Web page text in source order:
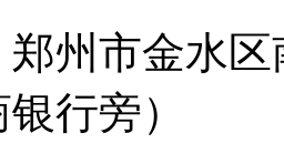
郑州市金水
行旁）